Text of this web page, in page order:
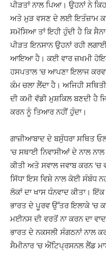
ਪੀੜਤਾਂ ਨਾਲ ਪਿਆ। ਉਹਨਾਂ ਨੇ
ਅਤੇ ਮੁੜ ਵਸਣ ਦੇ ਲਈ ਇਤੰਜ਼ਾਮ
ਸਮੱਸਿਆ ਤਾਂ ਇਹੀ ਹੁੰਦੀ ਹੈ ਕਿ
ਪੀੜਤ ਇਨਸਾਨ ਉਹਨਾਂ ਰਹੀ
ਆਇਆ ਹੈ। ਕਈ ਵਾਰ ਜ਼ਖਮੀ
ਹਸਪਤਾਲ ‘ਚ ਆਪਣਾ ਇਲਾਜ
ਕੰਮ ਚਲਾ ਲੈਂਦਾ ਹੈ। ਅਜਿਹੀ
ਦੀ ਕਮੀ ਵੱਡੀ ਮੁਸ਼ਕਿਲ ਬਣਦੀ ਹੈ
ਕਰਨ ਨੂੰ ਤਿਆਰ ਨਹੀਂ ਹੁੰਦਾ।
ਗਾਜ਼ੀਆਬਾਦ ਦੇ ਬਸੁੰਧਰਾ ਸਥਿਤ
‘ਚ ਸਥਾਈ ਨਿਵਾਸੀਆਂ ਦੇ ਨਾਲ
ਕੀਤੀ ਅਤੇ ਸਵਾਲ ਜਵਾਬ ਕਰਨ ‘ਚ
ਸਿੱਧਾ ਇਸ ਵਿਸ਼ੇ ਨਾਲ ਕੋਈ ਸੰਬੰਧ
ਲੋਕਾਂ ਦਾ ਖਾਸ ਧੰਨਵਾਦ ਕੀਤਾ।
ਭਾਰਤ ਦੇ ਪੂਰਵ ਉੱਤਰ ਇਲਾਕੇ ‘ਚ
ਮਈਨਸ ਦੀ ਵਰਤੋਂ ਨਾ ਕਰਨ ਦਾ
ਭਾਰਤ ਦੇ ਨਕਸਲੀ ਸੰਗਠਨਾਂ ਨਾਲ
ਸੈਮੀਨਾਰ ‘ਚ ਐਂਟਿਪ੍ਰਸਨਲ ਲੈਂਡ